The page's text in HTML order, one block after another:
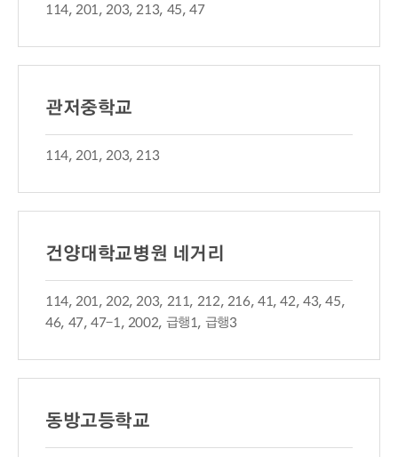
114, 201, 203, 213, 45, 47
관저중학교
114, 201, 203, 213
건양대학교병원 네거리
114, 201, 202, 203, 211, 212, 216, 41, 42, 43, 45,
46, 47, 47-1, 2002, 급행1, 급행3
동방고등학교